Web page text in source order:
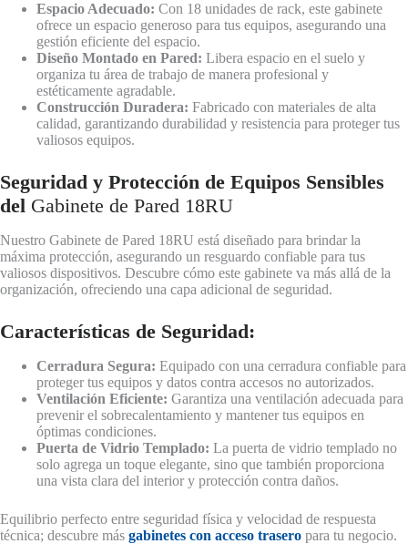
Espacio Adecuado: Con 18 unidades de rack, este gabinete
ofrece un espacio generoso para tus equipos, asegurando una
gestión eficiente del espacio.
Diseño Montado en Pared: Libera espacio en el suelo y
organiza tu área de trabajo de manera profesional y
estéticamente agradable.
Construcción Duradera: Fabricado con materiales de alta
calidad, garantizando durabilidad y resistencia para proteger tus
valiosos equipos.
Seguridad y Protección de Equipos Sensibles
del Gabinete de Pared 18RU
Nuestro Gabinete de Pared 18RU está diseñado para brindar la
máxima protección, asegurando un resguardo confiable para tus
valiosos dispositivos. Descubre cómo este gabinete va más allá de la
organización, ofreciendo una capa adicional de seguridad.
Características de Seguridad:
Cerradura Segura: Equipado con una cerradura confiable para
proteger tus equipos y datos contra accesos no autorizados.
Ventilación Eficiente: Garantiza una ventilación adecuada para
prevenir el sobrecalentamiento y mantener tus equipos en
óptimas condiciones.
Puerta de Vidrio Templado: La puerta de vidrio templado no
solo agrega un toque elegante, sino que también proporciona
una vista clara del interior y protección contra daños.
Equilibrio perfecto entre seguridad física y velocidad de respuesta
técnica; descubre más gabinetes con acceso trasero para tu negocio.